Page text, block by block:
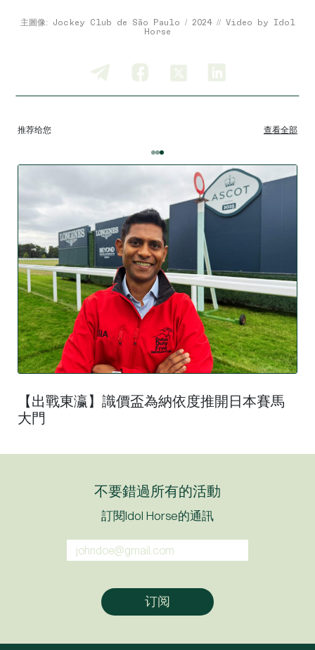
主圖像: Jockey Club de São Paulo / 2024 // Video by Idol
Horse
推荐给您 查看全部
【出戰東瀛】識價盃為納依度推開日本賽馬
大門
不要錯過所有的活動
訂閱Idol Horse的通訊